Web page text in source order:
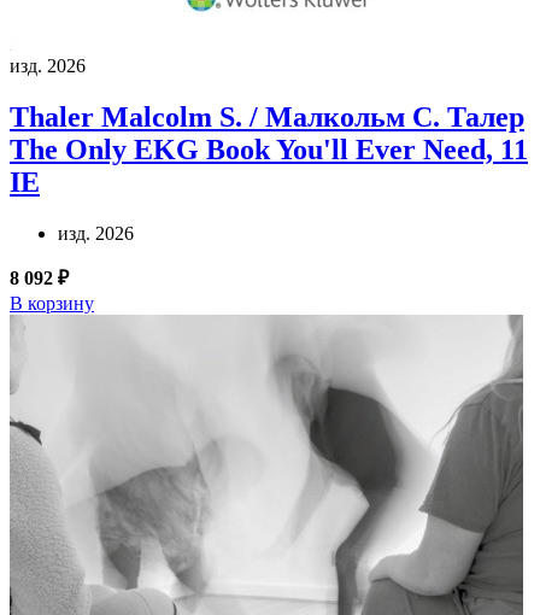
изд. 2026
Thaler Malcolm S. / Малкольм С. Талер
The Only EKG Book You'll Ever Need, 11
IE
изд. 2026
8 092 ₽
В корзину